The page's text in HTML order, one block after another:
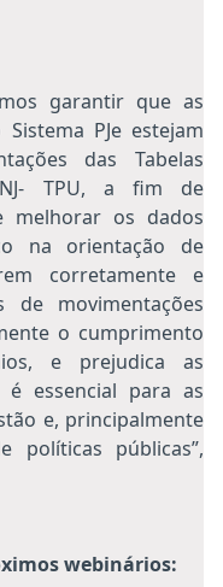
garantir que as
PJe estejam
das Tabelas
TPU, a fim de
melhorar os dados
na orientação de
corretamente e
movimentações
o cumprimento
e prejudica as
é essencial para as
e, principalmente
políticas públicas”,
webinários: